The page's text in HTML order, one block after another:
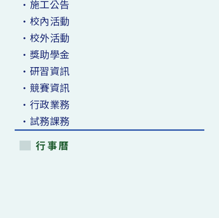
•施工公告
•校內活動
•校外活動
•獎助學金
•研習資訊
•競賽資訊
•行政業務
•試務課務
行事曆